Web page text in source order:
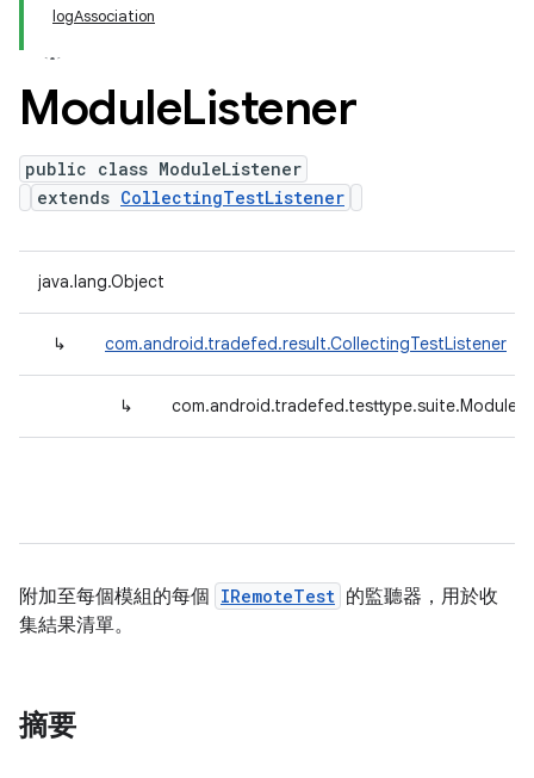
logAssociation
ModuleListener
public class ModuleListener
extends CollectingTestListener
java.lang.Object
↳ com.android.tradefed.result.CollectingTestListener
↳
附加至每個模組的每個 IRemoteTest 的監聽器，用於收
集結果清單。
摘要